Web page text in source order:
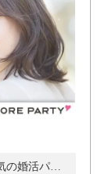
＼着席スタイルでゆっくり話せる／人気の婚活パーティー・街コン